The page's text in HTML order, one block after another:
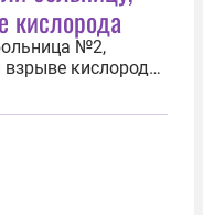
власти...
кислорода
№2,
взрыве кислорода
минздрава
отметил, что